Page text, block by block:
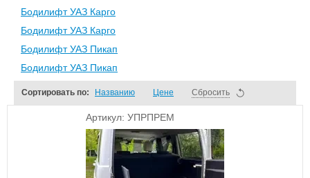
Бодилифт УАЗ Карго
Бодилифт УАЗ Карго
Бодилифт УАЗ Пикап
Бодилифт УАЗ Пикап
Сортировать по: Названию Цене Сбросить
Артикул: УПРПРЕМ